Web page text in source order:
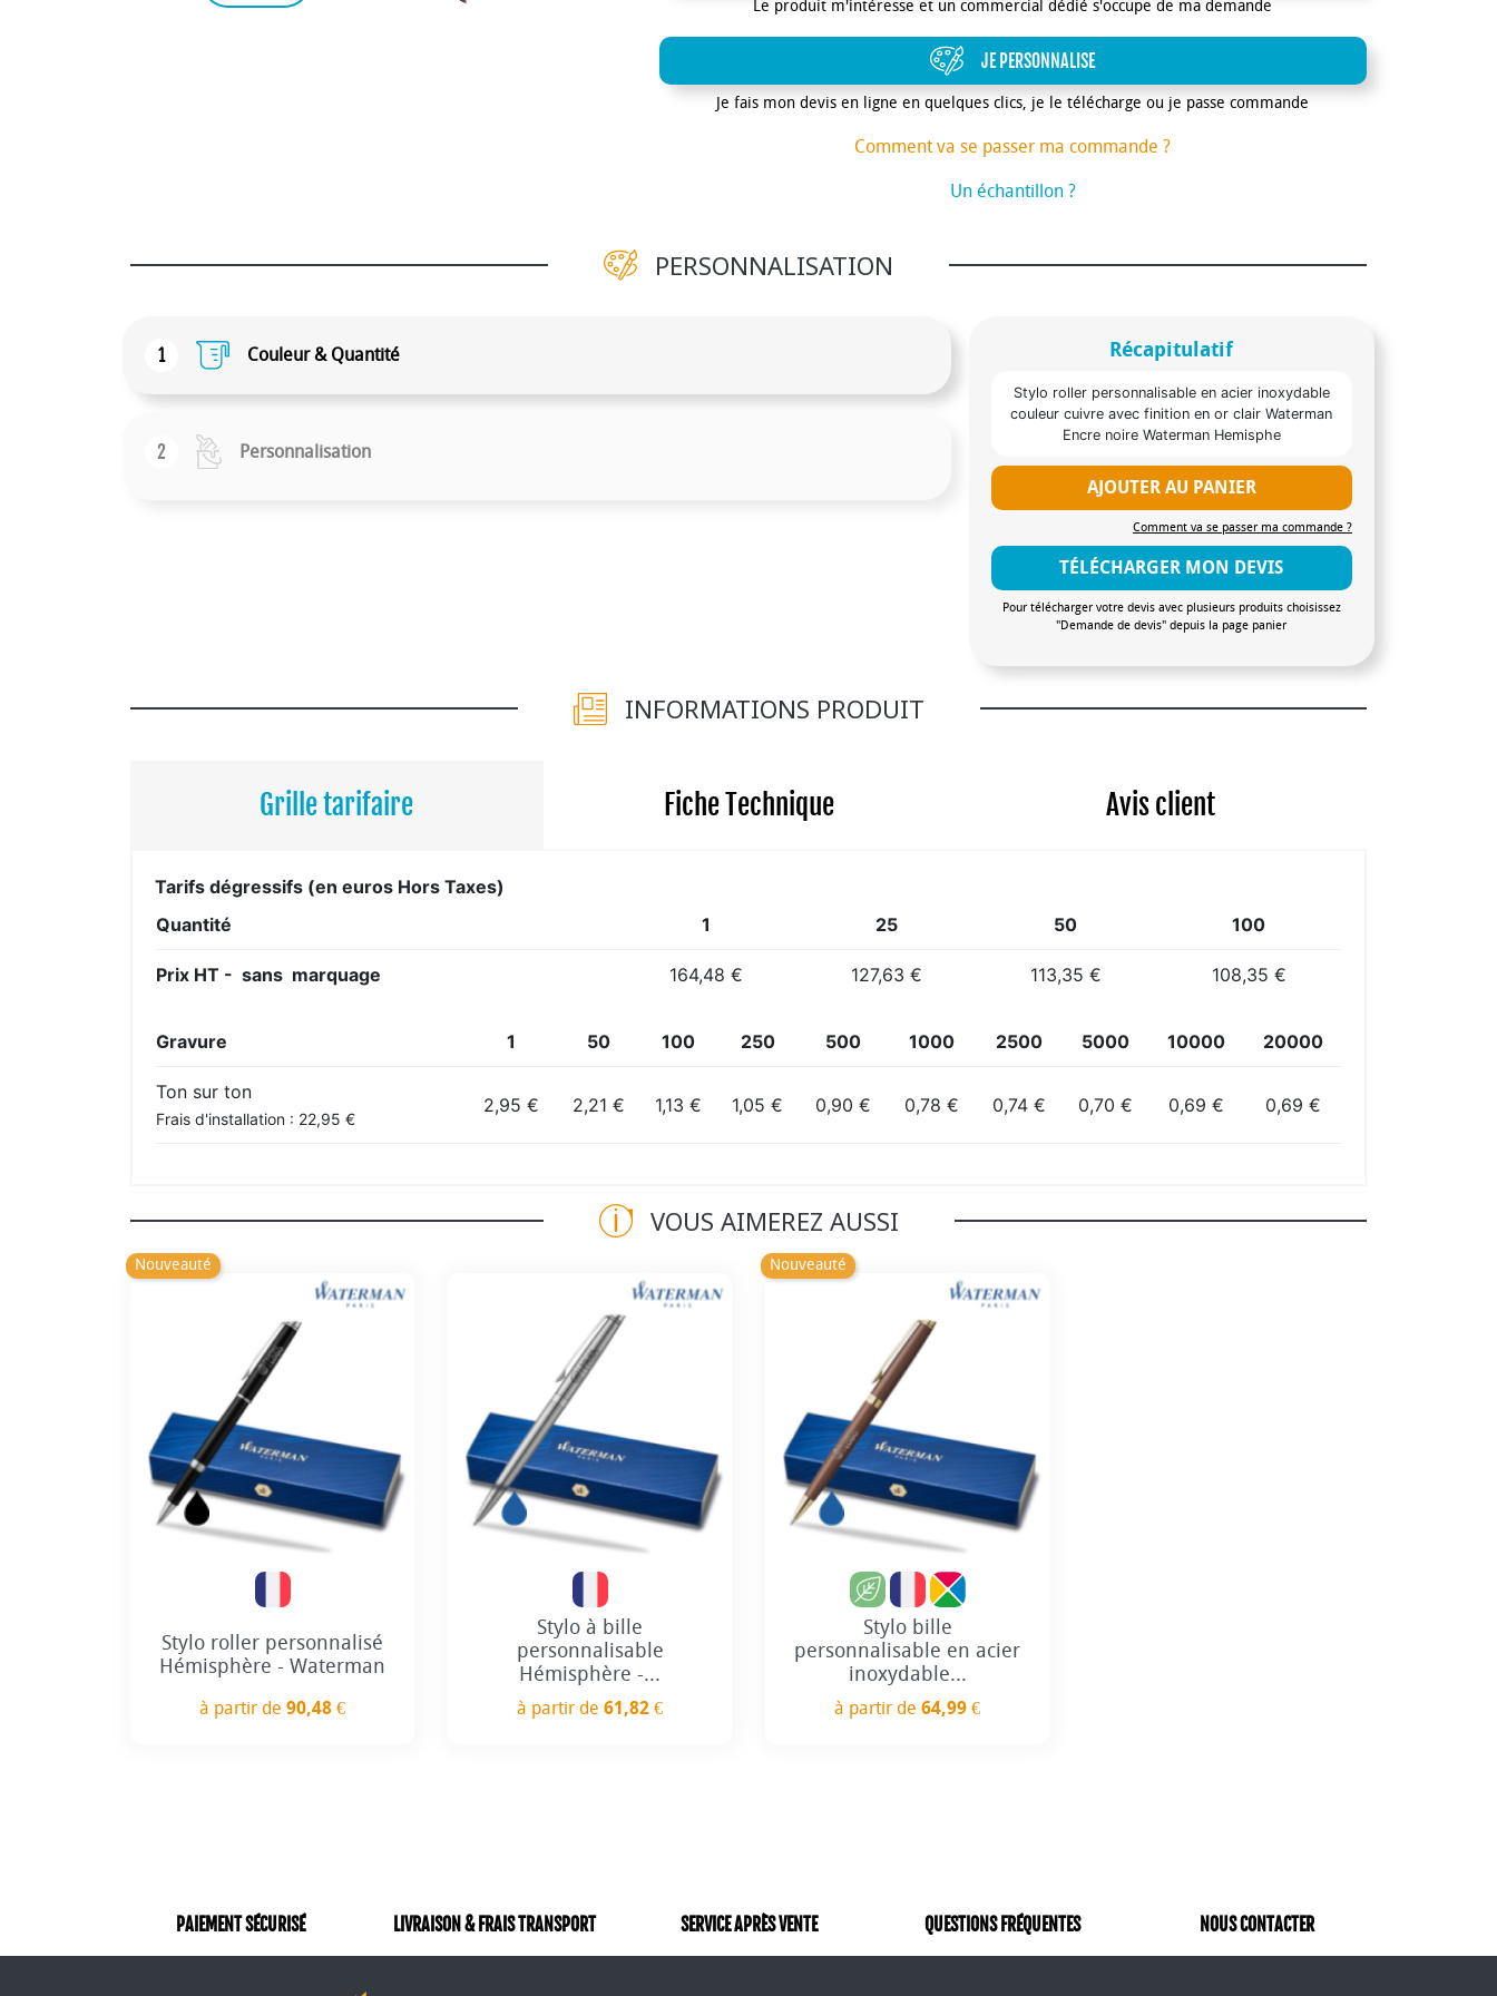
Le produit m'intéresse et un commercial dédié s'occupe de ma demande
JE PERSONNALISE
Je fais mon devis en ligne en quelques clics, je le télécharge ou je passe commande
Comment va se passer ma commande ?
Un échantillon ?
PERSONNALISATION
1 Couleur & Quantité
2 Personnalisation
Récapitulatif
Stylo roller personnalisable en acier inoxydable
couleur cuivre avec finition en or clair Waterman
Encre noire Waterman Hemisphe
AJOUTER AU PANIER
Comment va se passer ma commande ?
TÉLÉCHARGER MON DEVIS
Pour télécharger votre devis avec plusieurs produits choisissez
"Demande de devis" depuis la page panier
INFORMATIONS PRODUIT
Grille tarifaire Fiche Technique Avis client
Tarifs dégressifs (en euros Hors Taxes)
Quantité
1 25 50 100
Prix HT - sans marquage 164,48 € 127,63 € 113,35 € 108,35 €
Gravure 1 50 100 250 500 1000 2500 5000 10000 20000
Ton sur ton
Frais d'installation : 22,95 €
2,95 € 2,21 € 1,13 € 1,05 € 0,90 € 0,78 € 0,74 € 0,70 € 0,69 € 0,69 €
VOUS AIMEREZ AUSSI
Nouveauté
Stylo roller personnalisé
Hémisphère - Waterman
à partir de 90,48 €
Stylo à bille
personnalisable
Hémisphère -...
à partir de 61,82 €
Nouveauté
Stylo bille
personnalisable en acier
inoxydable...
à partir de 64,99 €
PAIEMENT SÉCURISÉ LIVRAISON & FRAIS TRANSPORT SERVICE APRÈS VENTE QUESTIONS FRÉQUENTES NOUS CONTACTER